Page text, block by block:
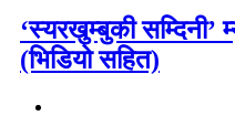
‘स्यरखुम्बुकी सम्दिनी’
(भिडियो सहित)